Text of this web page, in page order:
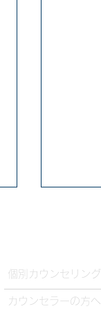
​個別カウンセリング
カウンセラーの方へ